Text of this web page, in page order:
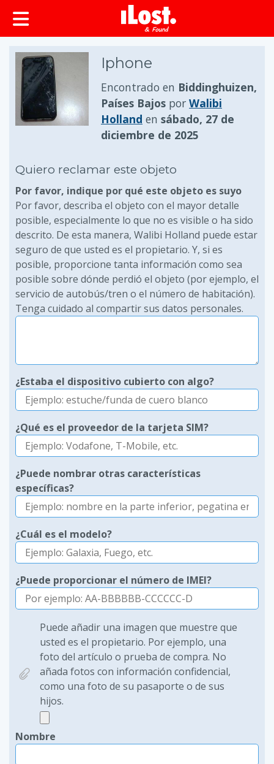
Iphone
Encontrado en Biddinghuizen,
Países Bajos por Walibi
Holland en sábado, 27 de
diciembre de 2025
Quiero reclamar este objeto
Por favor, indique por qué este objeto es suyo
Por favor, describa el objeto con el mayor detalle
posible, especialmente lo que no es visible o ha sido
descrito. De esta manera, Walibi Holland puede estar
seguro de que usted es el propietario. Y, si es
posible, proporcione tanta información como sea
posible sobre dónde perdió el objeto (por ejemplo, el
servicio de autobús/tren o el número de habitación).
Tenga cuidado al compartir sus datos personales.
¿Estaba el dispositivo cubierto con algo?
¿Qué es el proveedor de la tarjeta SIM?
¿Puede nombrar otras características
específicas?
¿Cuál es el modelo?
¿Puede proporcionar el número de IMEI?
Puede añadir una imagen que muestre que
usted es el propietario. Por ejemplo, una
foto del artículo o prueba de compra. No
añada fotos con información confidencial,
como una foto de su pasaporte o de sus
hijos.
Nombre